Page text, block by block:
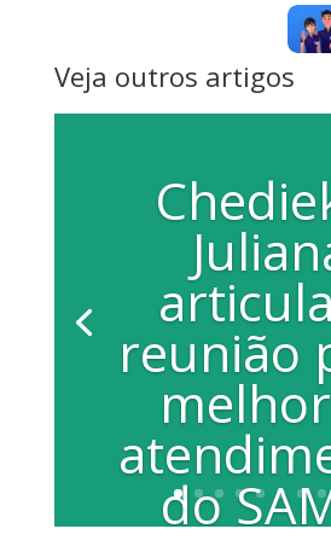
Veja outros artigos
reunião
do